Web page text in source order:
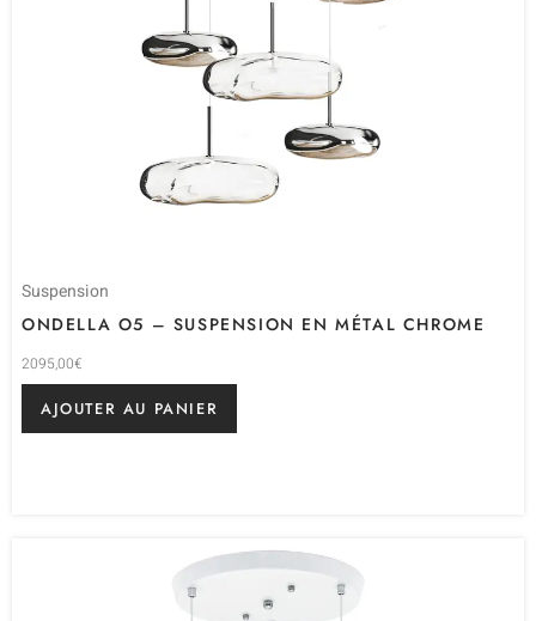
Suspension
ONDELLA O5 – SUSPENSION EN MÉTAL CHROME
2095,00€
AJOUTER AU PANIER